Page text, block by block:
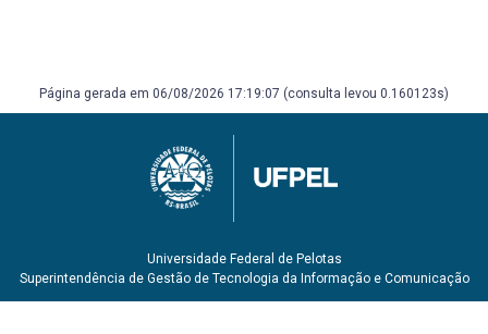
Página gerada em 06/08/2026 17:19:07 (consulta levou 0.160123s)
Universidade Federal de Pelotas
Superintendência de Gestão de Tecnologia da Informação e Comunicação